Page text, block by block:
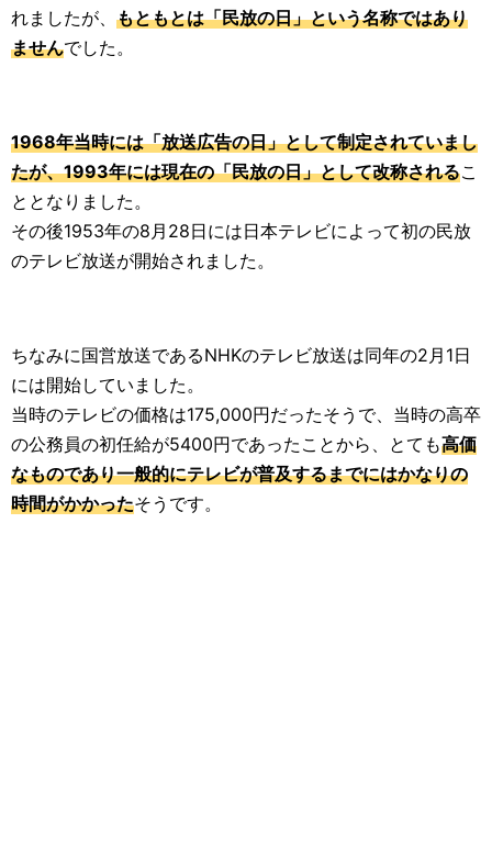
れましたが、 もともとは「民放の日」という名称ではあり
ませんでした。
1968年当時には「放送広告の日」として制定されていまし
たが、1993年には現在の「民放の日」として改称されるこ
ととなりました。
その後1953年の8月28日には日本テレビによって初の民放
のテレビ放送が開始されました。
ちなみに国営放送であるNHKのテレビ放送は同年の2月1日
には開始していました。
当時のテレビの価格は175,000円だったそうで、当時の高卒
の公務員の初任給が5400円であったことから、とても高価
なものであり一般的にテレビが普及するまでにはかなりの
時間がかかったそうです。